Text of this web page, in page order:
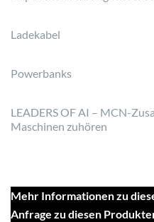
Ladekabel
Powerbanks
LEADERS OF AI – MCN-
Maschinen zuhören
Mehr Informationen zu
Anfrage zu diesen